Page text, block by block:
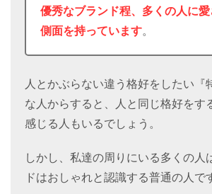
優秀なブランド程、多くの人に
側面を持っています。
人とかぶらない違う格好をしたい『
な人からすると、人と同じ格好をす
感じる人もいるでしょう。
しかし、私達の周りにいる多くの人
ドはおしゃれと認識する普通の人で